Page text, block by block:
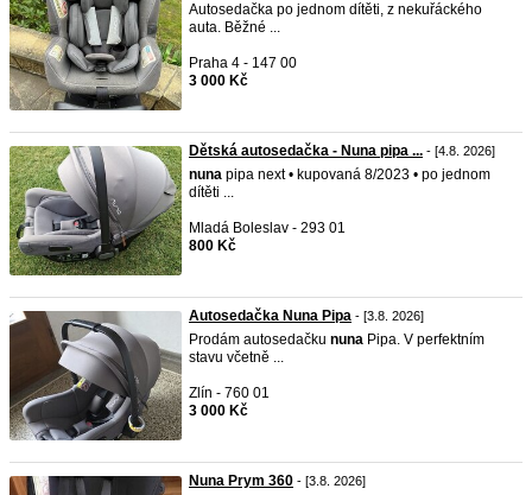
Autosedačka po jednom dítěti, z nekuřáckého
auta. Běžné ...
Praha 4 - 147 00
3 000 Kč
Dětská autosedačka - Nuna pipa ... - [4.8. 2026]
nuna pipa next • kupovaná 8/2023 • po jednom
dítěti ...
Mladá Boleslav - 293 01
800 Kč
Autosedačka Nuna Pipa - [3.8. 2026]
Prodám autosedačku nuna Pipa. V perfektním
stavu včetně ...
Zlín - 760 01
3 000 Kč
Nuna Prym 360 - [3.8. 2026]